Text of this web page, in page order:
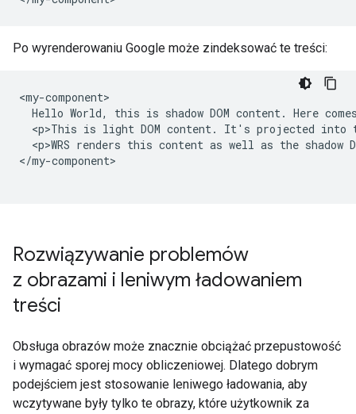
Po wyrenderowaniu Google może zindeksować te treści:
<my-component>
Hello World, this is shadow DOM content. Here
<p>This is light DOM content. It's projected into
<p>WRS renders this content as well as the shadow
</my-component>
Rozwiązywanie problemów
z obrazami i leniwym ładowaniem
treści
Obsługa obrazów może znacznie obciążać przepustowość
i wymagać sporej mocy obliczeniowej. Dlatego dobrym
podejściem jest stosowanie leniwego ładowania, aby
wczytywane były tylko te obrazy, które użytkownik za